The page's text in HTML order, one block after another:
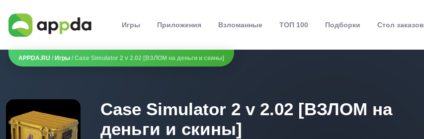
Игры Приложения Взломанные ТОП 100 Подборки Стол заказов
APPDA.RU / Игры / Case Simulator 2 v 2.02 [ВЗЛОМ на деньги и скины]
Case Simulator 2 v 2.02 [ВЗЛОМ на
деньги и скины]